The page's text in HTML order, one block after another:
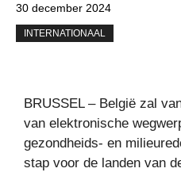
30 december 2024
INTERNATIONAAL
BRUSSEL – België zal
van elektronische
gezondheids- en
stap voor de landen van